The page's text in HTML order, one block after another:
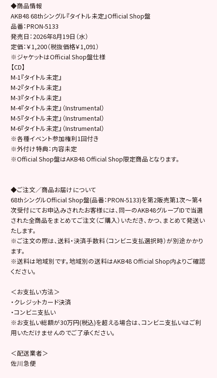
◆商品情報
AKB48 68thシングル『タイトル未定』Official Shop盤
品番：PRON-5133
発売日：2026年8月19日（水）
定価：￥1,200（税抜価格￥1,091）
※ジャケットはOfficial Shop盤仕様
【CD】
M-1『タイトル未定』
M-2『タイトル未定』
M-3『タイトル未定』
M-4『タイトル未定』（Instrumental）
M-5『タイトル未定』（Instrumental）
M-6『タイトル未定』（Instrumental）
※各種イベント参加権利1回付き
※外付け特典：内容未定
※Official Shop盤はAKB48 Official Shop限定商品となります。
◆ご注文／商品お届けについて
68thシングルOfficial Shop盤(品番：PRON-5133)を第2販売第1次～第4
次受付にてお申込みされたお客様には、同一のAKB48グループIDで当選
された全商品をまとめてご注文（ご購入）いただき、かつ、まとめて発送い
たします。
※ご注文の際は、送料・決済手数料（コンビニ支払選択時）が別途かかり
ます。
※送料は地域別です。地域別の送料はAKB48 Official Shop内よりご確認
ください。
＜お支払い方法＞
・クレジットカード決済
・コンビニ支払い
※お支払い総額が30万円(税込)を超える場合は、コンビニ支払いはご利
用いただけませんのでご了承ください。
＜配送業者＞
佐川急便